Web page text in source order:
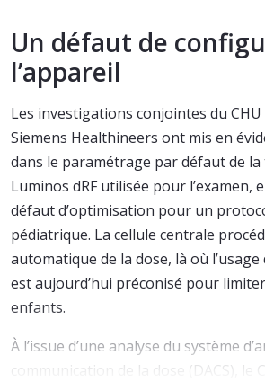
Un défaut de
l’appareil
Les investigations conjointes du
Siemens Healthineers ont mis en
dans le paramétrage par défaut de la
Luminos dRF utilisée pour l’examen,
défaut d’optimisation pour un
pédiatrique. La cellule centrale
automatique de la dose, là où
est aujourd’hui préconisé pour
enfants.
À l’issue d’une analyse du système
communication de la dose (DACS), le